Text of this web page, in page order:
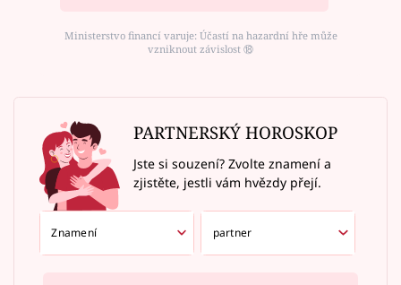
Ministerstvo financí varuje: Účastí na hazardní hře může
vzniknout závislost ⑱
PARTNERSKÝ HOROSKOP
Jste si souzení? Zvolte znamení a
zjistěte, jestli vám hvězdy přejí.